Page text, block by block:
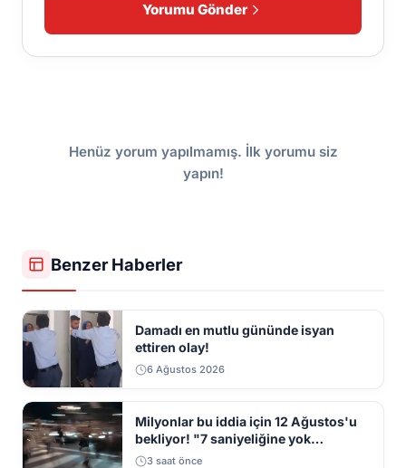
Yorumu Gönder
Henüz yorum yapılmamış. İlk yorumu siz
yapın!
Benzer Haberler
Damadı en mutlu gününde isyan
ettiren olay!
6 Ağustos 2026
Milyonlar bu iddia için 12 Ağustos'u
bekliyor! "7 saniyeliğine yok
kaybolacak"
3 saat önce